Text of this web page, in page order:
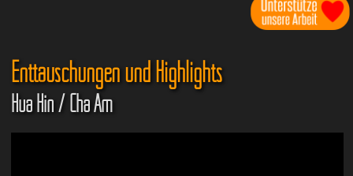
Enttäuschungen und Highlights
Hua Hin / Cha Am